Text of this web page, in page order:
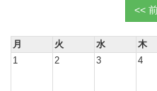
<<
月 火 水 木
1
2 3 4